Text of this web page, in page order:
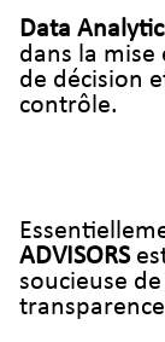
Data
dans la mise
de décision
contrôle.
ADVISORS
soucieuse